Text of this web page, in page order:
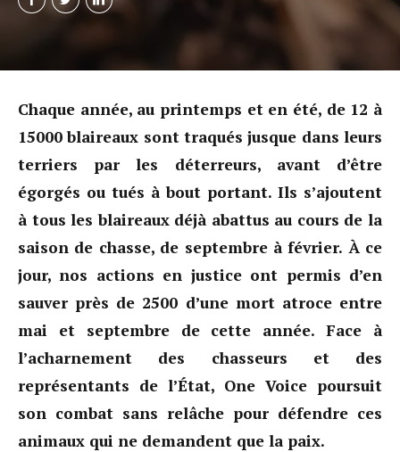
Chaque année, au printemps et en été, de 12 à
15000 blaireaux sont traqués jusque dans leurs
terriers par les déterreurs, avant d’être
égorgés ou tués à bout portant. Ils s’ajoutent
à tous les blaireaux déjà abattus au cours de la
saison de chasse, de septembre à février. À ce
jour, nos actions en justice ont permis d’en
sauver près de 2500 d’une mort atroce entre
mai et septembre de cette année. Face à
l’acharnement des chasseurs et des
représentants de l’État, One Voice poursuit
son combat sans relâche pour défendre ces
animaux qui ne demandent que la paix.